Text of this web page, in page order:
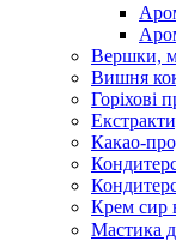
Вершки,
Вишня
Горіхові
Какао-
Крем сир
Мастика